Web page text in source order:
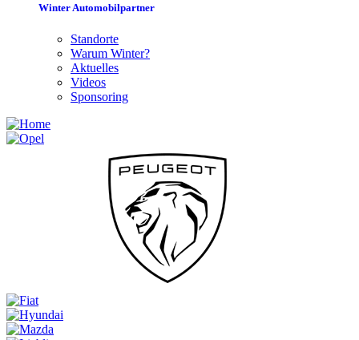
Winter Automobilpartner
Standorte
Warum Winter?
Aktuelles
Videos
Sponsoring